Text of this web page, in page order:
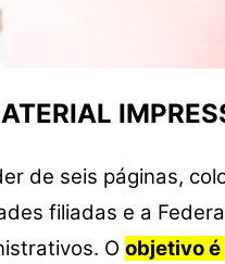
de seis páginas,
filiadas e a
O objetivo é